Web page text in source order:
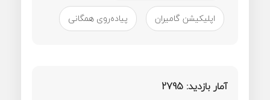
اپلیکیشن گامیران پیاده‌روی همگانی
آمار بازدید: 2795